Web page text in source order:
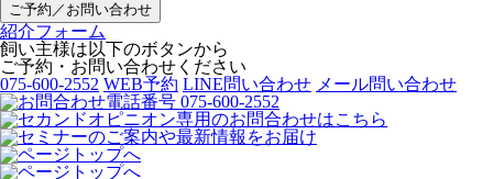
ご予約／お問い合わせ
紹介フォーム
飼い主様は以下のボタンから
ご予約・お問い合わせください
075-600-2552 WEB予約 LINE問い合わせ メール問い合わせ